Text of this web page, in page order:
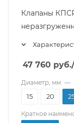
Клапаны
47 760 руб.
Диаметр, мм —
15 20
Краткое